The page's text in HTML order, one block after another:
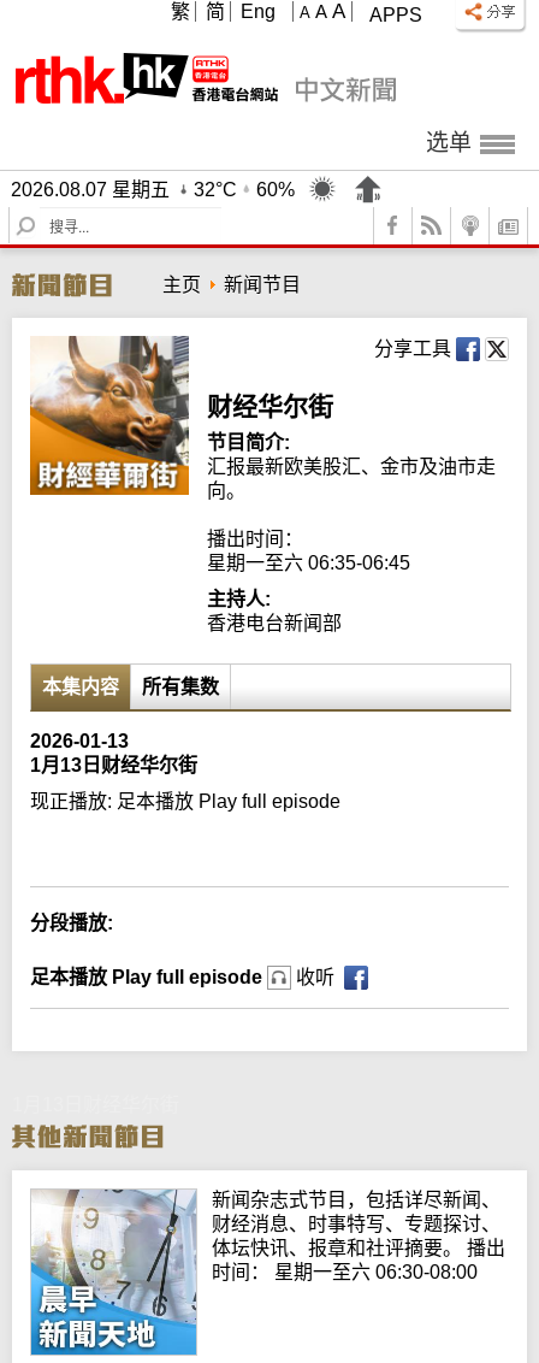
APPS
A A A
繁 简 Eng
选单
2026.08.07 星期五 32°C
60%
S
e
r
c
h
主页 新闻节目
分享工具
财经华尔街
节目简介:
汇报最新欧美股汇、金市及油市走
向。
播出时间：
星期一至六 06:35-06:45
主持人:
香港电台新闻部
本集内容 所有集数
2026-01-13
1月13日财经华尔街
现正播放: 足本播放 Play full episode
分段播放:
足本播放 Play full episode 收听
新闻杂志式节目，包括详尽新闻、
财经消息、时事特写、专题探讨、
体坛快讯、报章和社评摘要。 播出
时间： 星期一至六 06:30-08:00